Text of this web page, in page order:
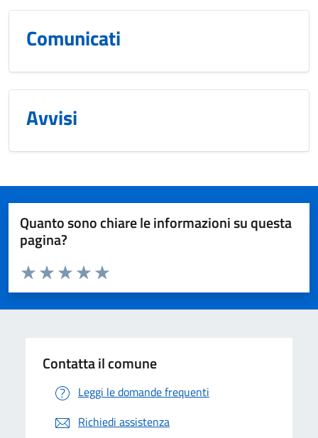
Comunicati
Avvisi
Quanto sono chiare le informazioni su questa
pagina?
Valuta da 1 a 5 stelle la pagina
Valuta 5 stelle su 5
Valuta 4 stelle su 5
Valuta 3 stelle su 5
Valuta 2 stelle su 5
Valuta 1 stelle su 5
Contatta il comune
Leggi le domande frequenti
Richiedi assistenza